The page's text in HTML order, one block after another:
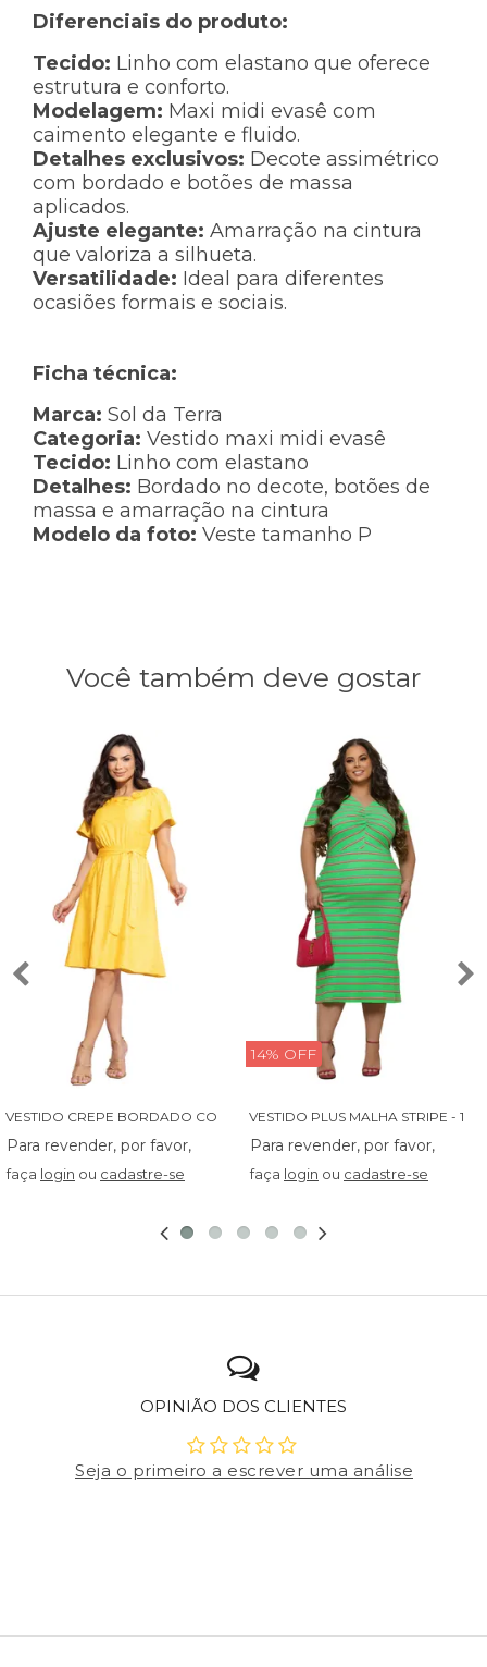
Diferenciais do produto:
Tecido: Linho com elastano que oferece
estrutura e conforto.
Modelagem: Maxi midi evasê com
caimento elegante e fluido.
Detalhes exclusivos: Decote assimétrico
com bordado e botões de massa
aplicados.
Ajuste elegante: Amarração na cintura
que valoriza a silhueta.
Versatilidade: Ideal para diferentes
ocasiões formais e sociais.
Ficha técnica:
Marca: Sol da Terra
Categoria: Vestido maxi midi evasê
Tecido: Linho com elastano
Detalhes: Bordado no decote, botões de
massa e amarração na cintura
Modelo da foto: Veste tamanho P
Você também deve gostar
faça login ou cadastre-se
14% OFF
faça login ou cadastre-se
OPINIÃO DOS CLIENTES
Seja o primeiro a escrever uma análise